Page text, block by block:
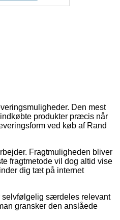
Den mest
produkter præcis når
ved køb af Rand
Fragtmuligheden bliver
fragtmetode vil dog altid vise
dig tæt på internet
selvfølgelig særdeles relevant
gransker den anslåede